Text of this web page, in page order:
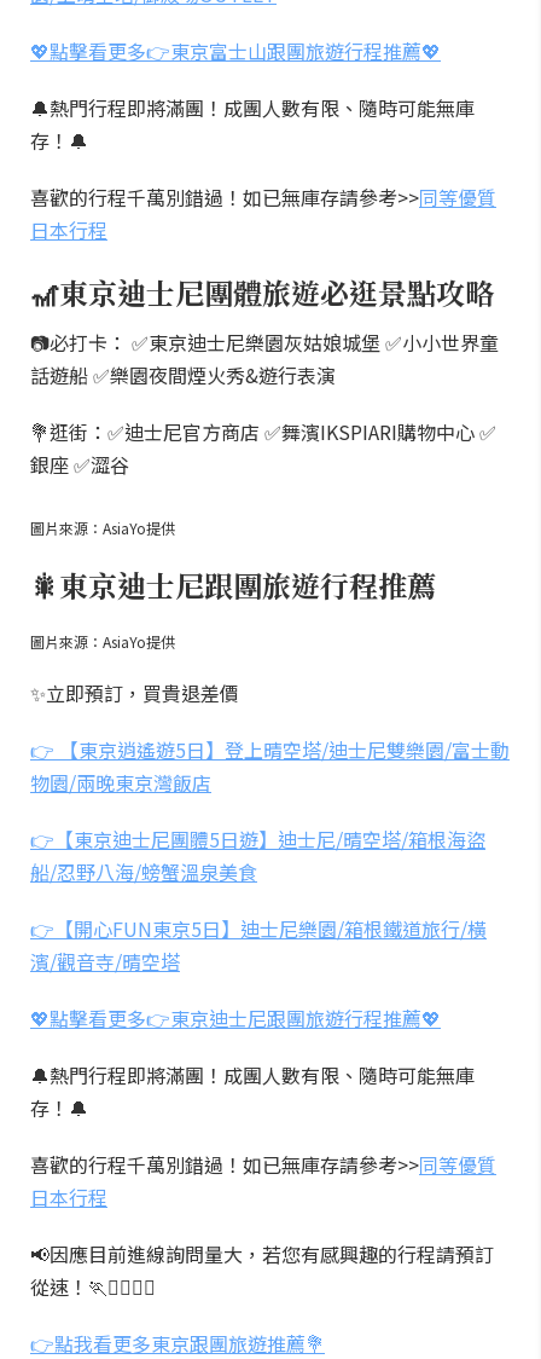
💖點擊看更多👉東京富士山跟團旅遊行程推薦💖
🔔熱門行程即將滿團！成團人數有限、隨時可能無庫
存！🔔
喜歡的行程千萬別錯過！如已無庫存請參考>>同等優質
日本行程
🎢東京迪士尼團體旅遊必逛景點攻略
📷必打卡： ✅東京迪士尼樂園灰姑娘城堡 ✅小小世界童
話遊船 ✅樂園夜間煙火秀&遊行表演
💐逛街：✅迪士尼官方商店 ✅舞濱IKSPIARI購物中心 ✅
銀座 ✅澀谷
圖片來源：AsiaYo提供
🎇東京迪士尼跟團旅遊行程推薦
圖片來源：AsiaYo提供
✨立即預訂，買貴退差價
👉 【東京逍遙遊5日】登上晴空塔/迪士尼雙樂園/富士動
物園/兩晚東京灣飯店
👉【東京迪士尼團體5日遊】迪士尼/晴空塔/箱根海盜
船/忍野八海/螃蟹溫泉美食
👉【開心FUN東京5日】迪士尼樂園/箱根鐵道旅行/橫
濱/觀音寺/晴空塔
💖點擊看更多👉東京迪士尼跟團旅遊行程推薦💖
🔔熱門行程即將滿團！成團人數有限、隨時可能無庫
存！🔔
喜歡的行程千萬別錯過！如已無庫存請參考>>同等優質
日本行程
📢因應目前進線詢問量大，若您有感興趣的行程請預訂
從速！🏃🏃‍♂️🏃‍♀️
👉點我看更多東京跟團旅遊推薦💐